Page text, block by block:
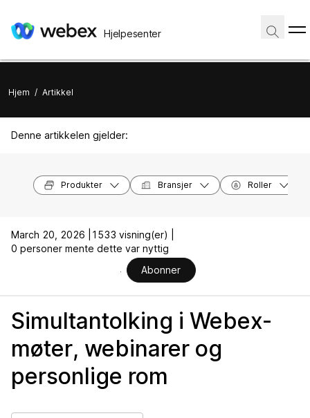
Hjelpesenter
Hjem / Artikkel
Denne artikkelen gjelder:
Produkter Bransjer Roller
March 20, 2026 |
1533 visning(er) |
0 personer mente dette var nyttig
Abonner
Simultantolking i Webex-
møter, webinarer og
personlige rom